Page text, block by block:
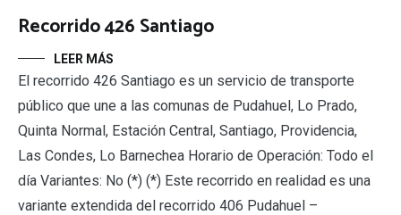
Recorrido 426 Santiago
LEER MÁS
El recorrido 426 Santiago es un servicio de transporte
público que une a las comunas de Pudahuel, Lo Prado,
Quinta Normal, Estación Central, Santiago, Providencia,
Las Condes, Lo Barnechea Horario de Operación: Todo el
día Variantes: No (*) (*) Este recorrido en realidad es una
variante extendida del recorrido 406 Pudahuel –